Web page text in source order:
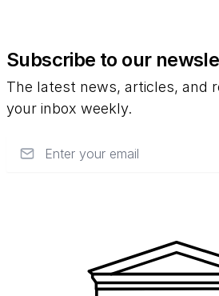
Subscribe to our
The latest news, articles, and
your inbox weekly.